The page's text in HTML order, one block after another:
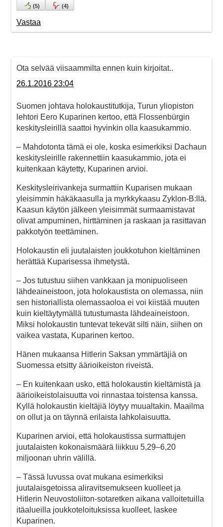
(5) (4)
Vastaa
Ota selvää viisaammilta ennen kuin kirjoitat..
26.1.2016 23:04
Suomen johtava holokaustitutkija, Turun yliopiston
lehtori Eero Kuparinen kertoo, että Flossenbürgin
keskitysleirillä saattoi hyvinkin olla kaasukammio.
– Mahdotonta tämä ei ole, koska esimerkiksi Dachaun
keskitysleirille rakennettiin kaasukammio, jota ei
kuitenkaan käytetty, Kuparinen arvioi.
Keskitysleirivankeja surmattiin Kuparisen mukaan
yleisimmin häkäkaasulla ja myrkkykaasu Zyklon-B:llä.
Kaasun käytön jälkeen yleisimmät surmaamistavat
olivat ampuminen, hirttäminen ja raskaan ja rasittavan
pakkotyön teettäminen.
Holokaustin eli juutalaisten joukkotuhon kieltäminen
herättää Kuparisessa ihmetystä.
– Jos tutustuu siihen vankkaan ja monipuoliseen
lähdeaineistoon, jota holokaustista on olemassa, niin
sen historiallista olemassaoloa ei voi kiistää muuten
kuin kieltäytymällä tutustumasta lähdeaineistoon.
Miksi holokaustin tuntevat tekevät silti näin, siihen on
vaikea vastata, Kuparinen kertoo.
Hänen mukaansa Hitlerin Saksan ymmärtäjiä on
Suomessa etsitty äärioikeiston riveistä.
– En kuitenkaan usko, että holokaustin kieltämistä ja
äärioikeistolaisuutta voi rinnastaa toistensa kanssa.
Kyllä holokaustin kieltäjiä löytyy muualtakin. Maailma
on ollut ja on täynnä erilaista lahkolaisuutta.
Kuparinen arvioi, että holokaustissa surmattujen
juutalaisten kokonaismäärä liikkuu 5,29–6,20
miljoonan uhrin välillä.
– Tässä luvussa ovat mukana esimerkiksi
juutalaisgetoissa aliravitsemukseen kuolleet ja
Hitlerin Neuvostoliiton-sotaretken aikana valloitetuilla
itäalueilla joukkoteloituksissa kuolleet, laskee
Kuparinen.